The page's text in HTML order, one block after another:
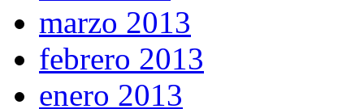
marzo 2013
febrero 2013
enero 2013